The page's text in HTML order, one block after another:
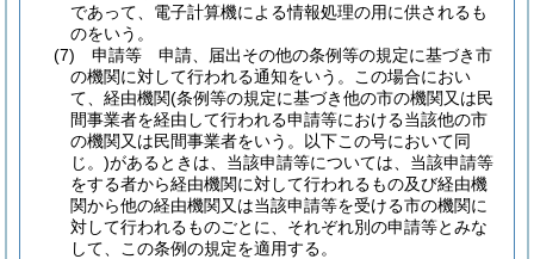
であって、電子計算機による情報処理の用に供されるも
のをいう。
(7)
申請等 申請、届出その他の条例等の規定に基づき市
の機関に対して行われる通知をいう。
この場合におい
て、経由機関(条例等の規定に基づき他の市の機関又は民
間事業者を経由して行われる申請等における当該他の市
の機関又は民間事業者をいう。以下この号において同
じ。)があるときは、当該申請等については、当該申請等
をする者から経由機関に対して行われるもの及び経由機
関から他の経由機関又は当該申請等を受ける市の機関に
対して行われるものごとに、それぞれ別の申請等とみな
して、この条例の規定を適用する。